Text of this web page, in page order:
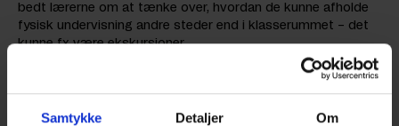
Samtykke Detaljer Om
bedt lærerne om at tænke over, hvordan de kunne afholde
fysisk undervisning andre steder end i klasserummet – det
kunne fx være ekskursioner.
Som sagt er sidste skoledag tirsdag d.23.6 hvor vi afholder
GHG samling efterfulgt af et socialt arrangement for
klassen og klassens lærere.
Husk, at I stadig IKKE skal til eksamen – kun undervisning og